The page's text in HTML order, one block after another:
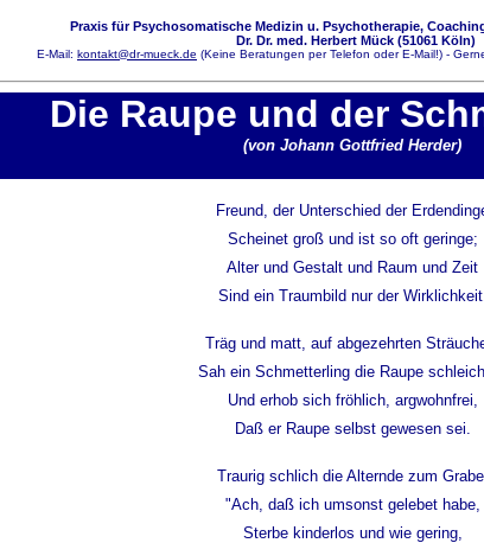
Praxis für Psychosomatische Medizin u. Psychotherapie,
Dr. Dr. med. Herbert Mück (51061 Köln)
E-Mail: kontakt@dr-mueck.de (Keine Beratungen per Telefon oder E-Mail!) -
Die Raupe und der
(von Johann Gottfried Herder)
Freund, der Unterschied der
Scheinet groß und ist so oft geringe;
Alter und Gestalt und Raum und Zeit
Sind ein Traumbild nur der
Träg und matt, auf abgezehrten
Sah ein Schmetterling die Raupe
Und erhob sich fröhlich, argwohnfrei,
Daß er Raupe selbst gewesen sei.
Traurig schlich die Alternde zum
"Ach, daß ich umsonst gelebet habe,
Sterbe kinderlos und wie gering,